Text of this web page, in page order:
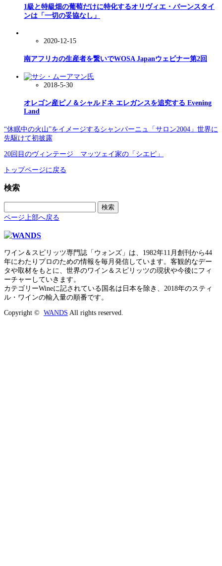
1級と特級畑の葡萄だけに特化するオリヴィエ・バーンスタイ
ンは「一切の妥協なし」
2020-12-15
南アフリカの生産者を繋いでWOSA Japanウェビナー第2回
2018-5-30
オレゴン産ピノ＆シャルドネ エレガンスを追究する Evening
Land
“休眠中の火山”をイメージするシャンパーニュ「サロン2004」世界に
先駆けて初披露
20回目のヴィンテージ マッツェイ家の「シエピ」
トップページに戻る
検索
索:
ページ上部へ戻る
ワイン＆スピリッツ専門誌「ウォンズ」は、1982年11月創刊から44
年にわたりプロのための情報を毎月発信しています。客観的なデー
タや取材をもとに、世界のワイン＆スピリッツの現状や今後にフィ
ーチャーしていきます。
カテゴリーWineに記されている国名は日本を除き、2018年のスティ
ル・ワインの輸入量の順番です。
Copyright © WANDS All rights reserved.